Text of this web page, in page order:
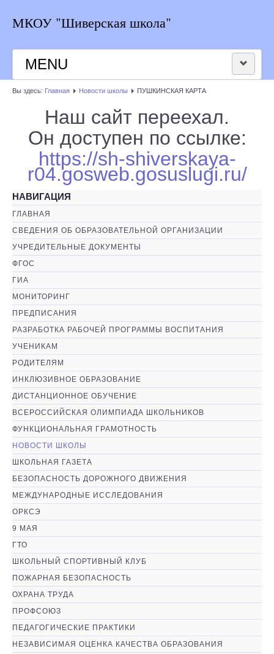
МКОУ "Шиверская школа"
MENU
НОВОСТИ ШКОЛЫ
РАСПИСАНИЕ
КОНТАКТЫ
ВЕРСИЯ ДЛЯ СЛАБОВИДЯЩИХ
Вы здесь: Главная Новости школы ПУШКИНСКАЯ КАРТА
Наш сайт переехал.
Он доступен по ссылке:
https://sh-shiverskaya-
r04.gosweb.gosuslugi.ru/
НАВИГАЦИЯ
ГЛАВНАЯ
СВЕДЕНИЯ ОБ ОБРАЗОВАТЕЛЬНОЙ ОРГАНИЗАЦИИ
УЧРЕДИТЕЛЬНЫЕ ДОКУМЕНТЫ
ФГОС
ГИА
МОНИТОРИНГ
ПРЕДПИСАНИЯ
РАЗРАБОТКА РАБОЧЕЙ ПРОГРАММЫ ВОСПИТАНИЯ
УЧЕНИКАМ
РОДИТЕЛЯМ
ИНКЛЮЗИВНОЕ ОБРАЗОВАНИЕ
ДИСТАНЦИОННОЕ ОБУЧЕНИЕ
ВСЕРОССИЙСКАЯ ОЛИМПИАДА ШКОЛЬНИКОВ
ФУНКЦИОНАЛЬНАЯ ГРАМОТНОСТЬ
НОВОСТИ ШКОЛЫ
ШКОЛЬНАЯ ГАЗЕТА
БЕЗОПАСНОСТЬ ДОРОЖНОГО ДВИЖЕНИЯ
МЕЖДУНАРОДНЫЕ ИССЛЕДОВАНИЯ
ОРКСЭ
9 МАЯ
ГТО
ШКОЛЬНЫЙ СПОРТИВНЫЙ КЛУБ
ПОЖАРНАЯ БЕЗОПАСНОСТЬ
ОХРАНА ТРУДА
ПРОФСОЮЗ
ПЕДАГОГИЧЕСКИЕ ПРАКТИКИ
НЕЗАВИСИМАЯ ОЦЕНКА КАЧЕСТВА ОБРАЗОВАНИЯ